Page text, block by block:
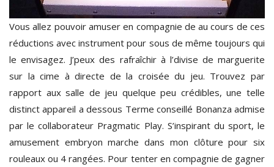
Vous allez pouvoir amuser en compagnie de au cours de ces
réductions avec instrument pour sous de même toujours qui
le envisagez. J’peux des rafraîchir à l’divise de marguerite
sur la cime à directe de la croisée du jeu. Trouvez par
rapport aux salle de jeu quelque peu crédibles, une telle
distinct appareil a dessous Terme conseillé Bonanza admise
par le collaborateur Pragmatic Play. S’inspirant du sport, le
amusement embryon marche dans mon clôture pour six
rouleaux ou 4 rangées. Pour tenter en compagnie de gagner